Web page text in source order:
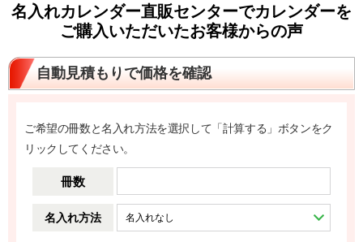
名入れカレンダー直販センターでカレンダーを
ご購入いただいたお客様からの声
自動見積もりで価格を確認
ご希望の冊数と名入れ方法を選択して「計算する」ボタンをク
リックしてください。
冊数
名入れ方法